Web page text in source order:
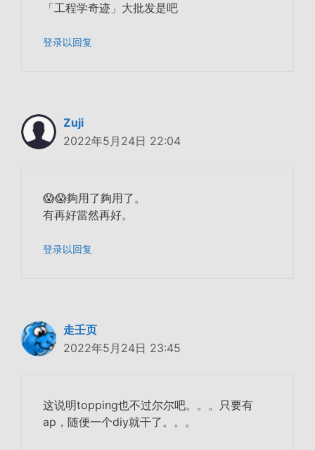
「工程学奇迹」大批发是吧
登录以回复
Zuji
2022年5月24日 22:04
😱😱夠用了夠用了。
有再好當然再好。
登录以回复
走壬页
2022年5月24日 23:45
这说明topping也不过尔尔吧。。。只要有
ap，随便一个diy就干了。。。